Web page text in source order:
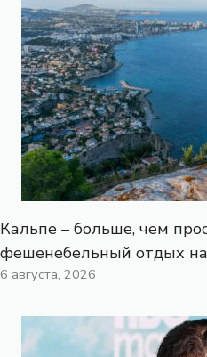
Кальпе – больше, чем
фешенебельный отдых
6 августа, 2026